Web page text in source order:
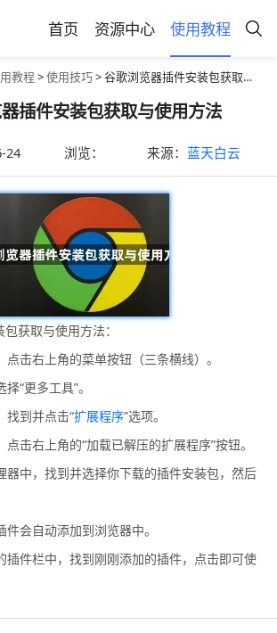
首页 资源中心 使用教程
教程>使用技巧> 谷歌浏览器插件安装包获取与使用方法
插件安装包获取与使用方法
24 浏览： 来源： 蓝天白云
包获取与使用方法：
击右上角的菜单按钮（三条横线）。
“更多工具”。
找到并点击“扩展程序”选项。
击右上角的“加载已解压的扩展程序”按钮。
器中，找到并选择你下载的插件安装包，然后
会自动添加到浏览器中。
插件栏中，找到刚刚添加的插件，点击即可使